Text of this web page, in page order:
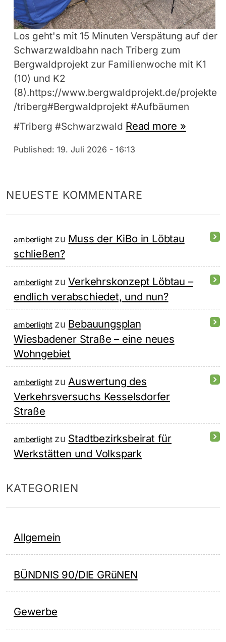
Los geht's mit 15 Minuten Verspätung auf der
Schwarzwaldbahn nach Triberg zum
Bergwaldprojekt zur Familienwoche mit K1
(10) und K2
(8).https://www.bergwaldprojekt.de/projekte
/triberg#Bergwaldprojekt #Aufbäumen
#Triberg #Schwarzwald Read more »
Published: 19. Juli 2026 - 16:13
NEUESTE KOMMENTARE
amberlightzu Muss der KiBo in Löbtau
schließen?
amberlightzuVerkehrskonzept Löbtau –
endlich verabschiedet, und nun?
amberlightzu Bebauungsplan
Wiesbadener Straße – eine neues
Wohngebiet
amberlightzuAuswertung des
Verkehrsversuchs Kesselsdorfer
Straße
amberlightzu Stadtbezirksbeirat für
Werkstätten und Volkspark
KATEGORIEN
Allgemein
BÜNDNIS 90/DIE GRüNEN
Gewerbe